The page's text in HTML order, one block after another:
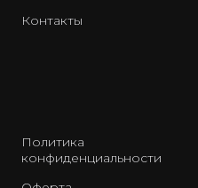
Контакты
Политика
конфиденциальности